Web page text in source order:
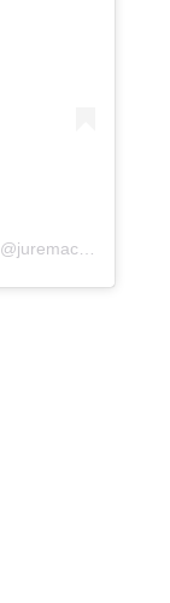
A post shared by Advogada que Viaja (@juremacintra)